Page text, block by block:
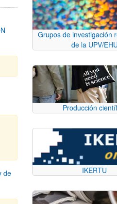
de
Grupos de investigación
de la UPV/EHU
Producción
IKERTU